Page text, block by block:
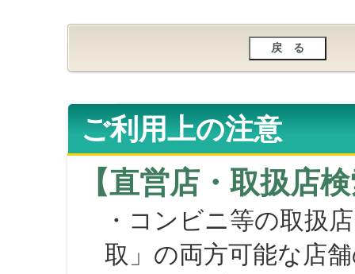
ご利用上の注意
【直営店・取扱店
・コンビニ等の取扱
取」の両方可能な店